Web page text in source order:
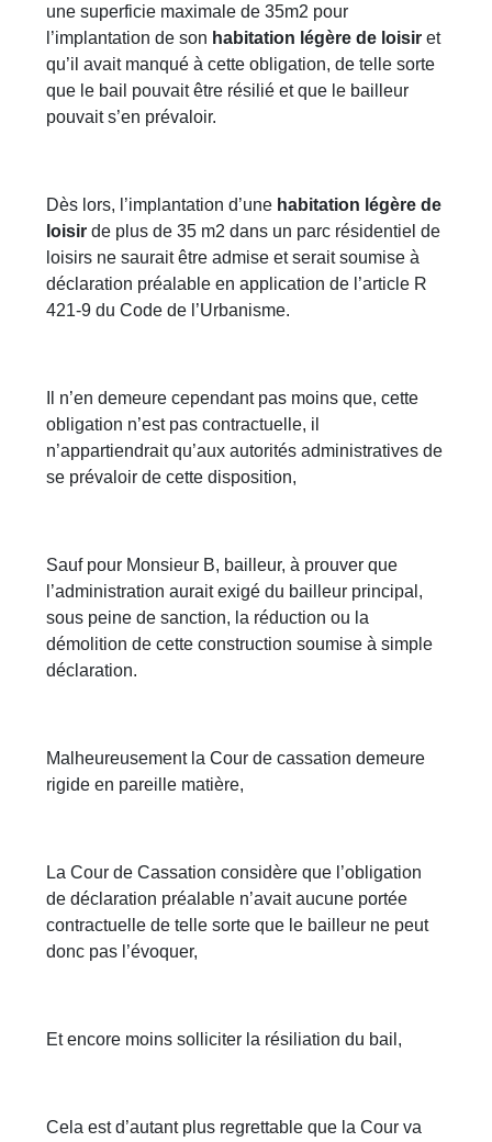
une superficie maximale de 35m2 pour
l’implantation de son habitation légère de loisir et
qu’il avait manqué à cette obligation, de telle sorte
que le bail pouvait être résilié et que le bailleur
pouvait s’en prévaloir.
Dès lors, l’implantation d’une habitation légère de
loisir de plus de 35 m2 dans un parc résidentiel de
loisirs ne saurait être admise et serait soumise à
déclaration préalable en application de l’article R
421-9 du Code de l’Urbanisme.
Il n’en demeure cependant pas moins que, cette
obligation n’est pas contractuelle, il
n’appartiendrait qu’aux autorités administratives de
se prévaloir de cette disposition,
Sauf pour Monsieur B, bailleur, à prouver que
l’administration aurait exigé du bailleur principal,
sous peine de sanction, la réduction ou la
démolition de cette construction soumise à simple
déclaration.
Malheureusement la Cour de cassation demeure
rigide en pareille matière,
La Cour de Cassation considère que l’obligation
de déclaration préalable n’avait aucune portée
contractuelle de telle sorte que le bailleur ne peut
donc pas l’évoquer,
Et encore moins solliciter la résiliation du bail,
Cela est d’autant plus regrettable que la Cour va